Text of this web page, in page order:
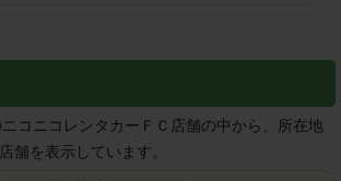
コニコレンタカーＦＣ店舗の中から、所在地
舗を表示しています。